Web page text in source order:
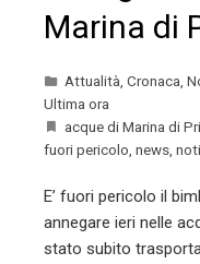
Marina di
Attualità, Cronaca,
Ultima ora
acque di Marina di
fuori pericolo, news,
E’ fuori pericolo il
annegare ieri nelle
stato subito